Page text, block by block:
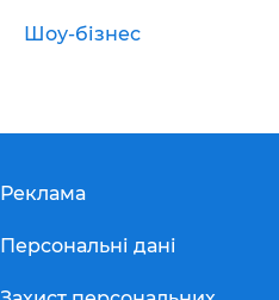
Шоу-бізнес
Реклама
Персональні дані